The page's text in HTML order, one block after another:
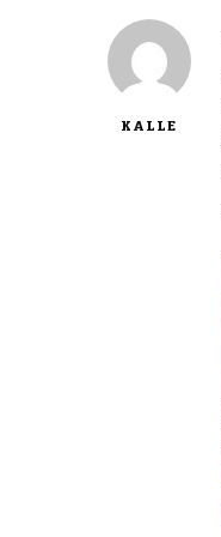
KALLE